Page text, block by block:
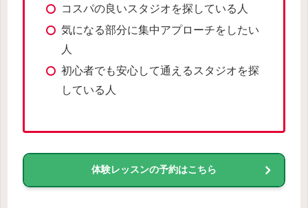
コスパの良いスタジオを探している人
気になる部分に集中アプローチをしたい
人
初心者でも安心して通えるスタジオを探
している人
体験レッスンの予約はこちら